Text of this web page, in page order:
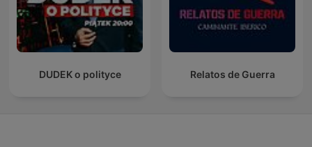
DUDEK o polityce Relatos de Guerra